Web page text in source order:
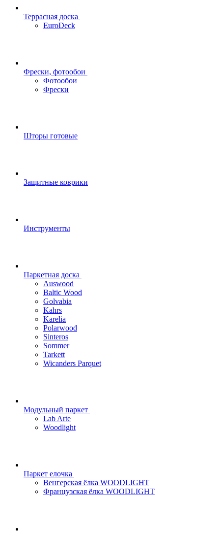
Террасная доска
EuroDeck
Фрески, фотообои
Фотообои
Фрески
Шторы готовые
Защитные коврики
Инструменты
Паркетная доска
Auswood
Baltic Wood
Golvabia
Kahrs
Karelia
Polarwood
Sinteros
Sommer
Tarkett
Wicanders Parquet
Модульный паркет
Lab Arte
Woodlight
Паркет елочка
Венгерская ёлка WOODLIGHT
Французская ёлка WOODLIGHT